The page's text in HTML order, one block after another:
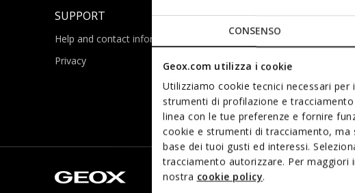
CONSENSO
Geox.com utilizza i cookie
Utilizziamo cookie tecnici necessari
strumenti di profilazione e
linea con le tue preferenze e fornire
cookie e strumenti di tracciamento, ma
base dei tuoi gusti ed interessi.
tracciamento autorizzare. Per
nostra cookie policy.
SUPPORT
Help and contact information
Privacy